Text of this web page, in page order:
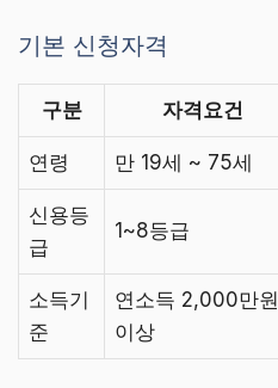
기본 신청자격
구분 자격요건
연령 만 19세 ~ 75세
신용등
급
1~8등급
소득기
준
연소득 2,000만원
이상